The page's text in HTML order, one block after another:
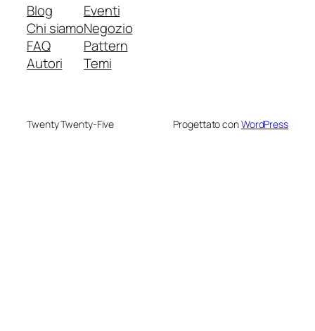
Blog
Chi siamo
FAQ
Autori
Eventi
Negozio
Pattern
Temi
Twenty Twenty-Five Progettato conWordPress